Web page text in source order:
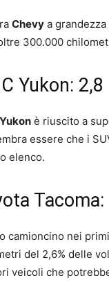
Chevy a
300.000
Yukon:
è riuscito a
essere che i
elenco.
camioncino nei
del 2,6% delle
veicoli che